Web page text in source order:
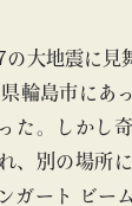
blog
の大地震に見
輪島市にあ
た。しかし
、別の場所
ガート ビー